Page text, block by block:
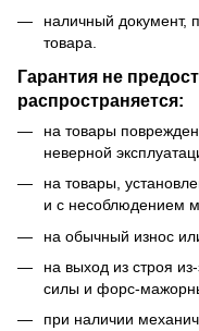
наличный документ,
товара.
Гарантия не
распространяется:
на товары
неверной
на товары,
и с несоблюдением
на обычный износ
на выход из строя
силы и форс-
при наличии